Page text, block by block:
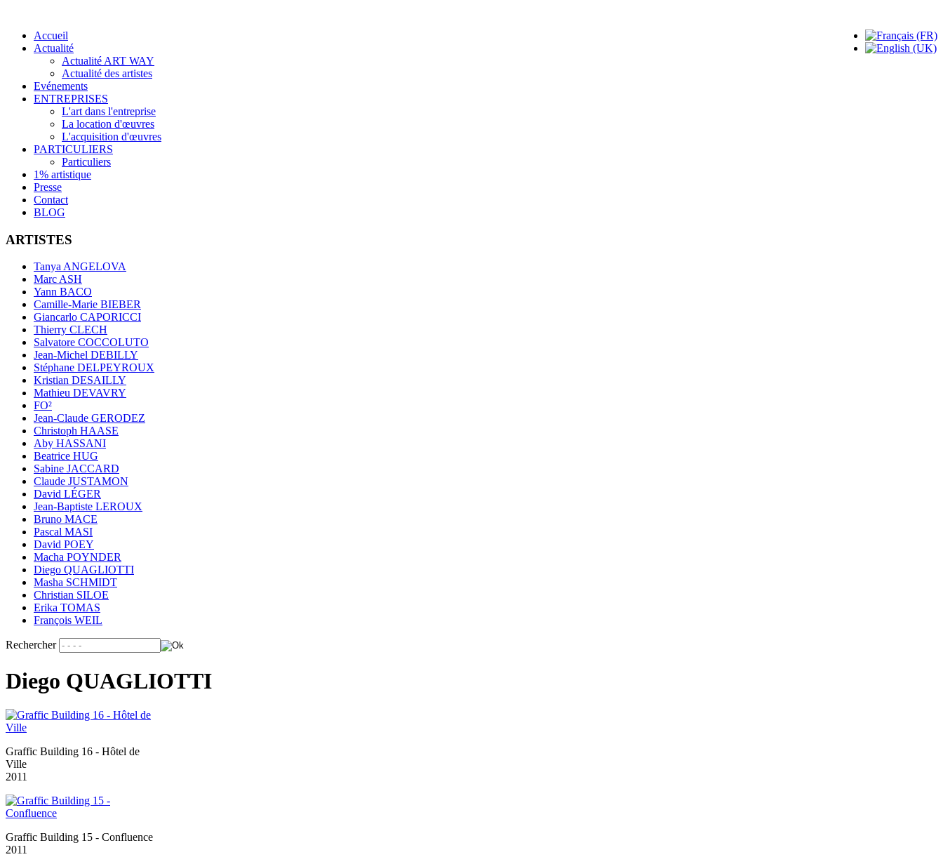
Accueil
Actualité
Actualité ART WAY
Actualité des artistes
Evénements
ENTREPRISES
L'art dans l'entreprise
La location d'œuvres
L'acquisition d'œuvres
PARTICULIERS
Particuliers
1% artistique
Presse
Contact
BLOG
ARTISTES
Tanya ANGELOVA
Marc ASH
Yann BACO
Camille-Marie BIEBER
Giancarlo CAPORICCI
Thierry CLECH
Salvatore COCCOLUTO
Jean-Michel DEBILLY
Stéphane DELPEYROUX
Kristian DESAILLY
Mathieu DEVAVRY
FO²
Jean-Claude GERODEZ
Christoph HAASE
Aby HASSANI
Beatrice HUG
Sabine JACCARD
Claude JUSTAMON
David LÉGER
Jean-Baptiste LEROUX
Bruno MACE
Pascal MASI
David POEY
Macha POYNDER
Diego QUAGLIOTTI
Masha SCHMIDT
Christian SILOE
Erika TOMAS
François WEIL
Rechercher
Diego QUAGLIOTTI
Graffic Building 16 - Hôtel de
Ville
2011
Graffic Building 15 - Confluence
2011